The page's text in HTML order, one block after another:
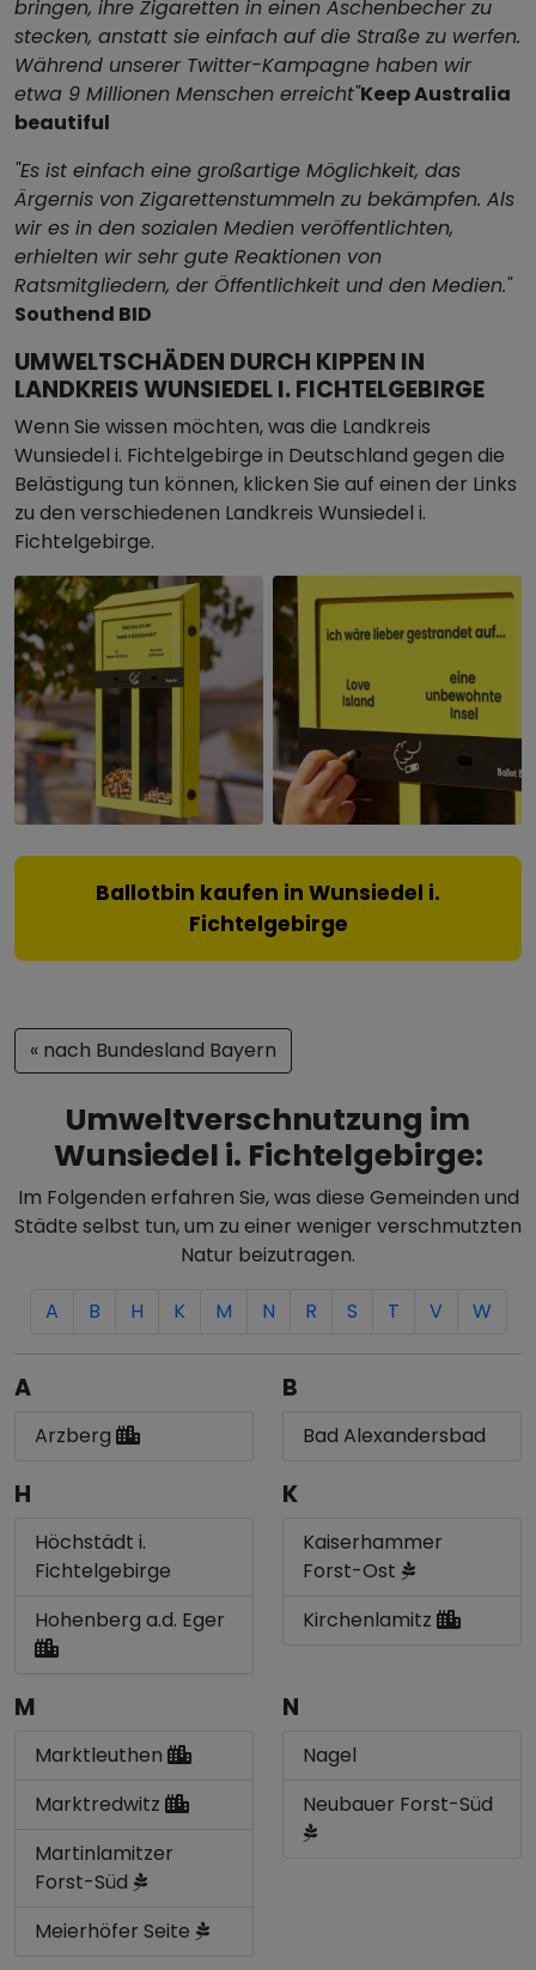
bringen, ihre Zigaretten in einen Aschenbecher zu
stecken, anstatt sie einfach auf die Straße zu werfen.
Während unserer Twitter-Kampagne haben wir
etwa 9 Millionen Menschen erreicht"Keep Australia
beautiful
"Es ist einfach eine großartige Möglichkeit, das
Ärgernis von Zigarettenstummeln zu bekämpfen. Als
wir es in den sozialen Medien veröffentlichten,
erhielten wir sehr gute Reaktionen von
Ratsmitgliedern, der Öffentlichkeit und den Medien."
Southend BID
UMWELTSCHÄDEN DURCH KIPPEN IN
LANDKREIS WUNSIEDEL I. FICHTELGEBIRGE
Wenn Sie wissen möchten, was die Landkreis
Wunsiedel i. Fichtelgebirge in Deutschland gegen die
Belästigung tun können, klicken Sie auf einen der Links
zu den verschiedenen Landkreis Wunsiedel i.
Fichtelgebirge.
Ballotbin kaufen in Wunsiedel i.
Fichtelgebirge
« nach Bundesland Bayern
Umweltverschnutzung im
Wunsiedel i. Fichtelgebirge:
Im Folgenden erfahren Sie, was diese Gemeinden und
Städte selbst tun, um zu einer weniger verschmutzten
Natur beizutragen.
A B H K M N R S T V W
A
Arzberg
B
Bad Alexandersbad
H
Höchstädt i.
Fichtelgebirge
Hohenberg a.d. Eger
K
Kaiserhammer
Forst-Ost
Kirchenlamitz
M
Marktleuthen
Marktredwitz
Martinlamitzer
Forst-Süd
Meierhöfer Seite
N
Nagel
Neubauer Forst-Süd